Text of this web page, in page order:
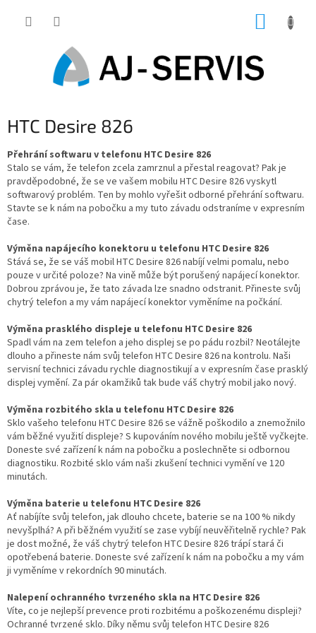
HTC Desire 826
Přehrání softwaru v telefonu HTC Desire 826
Stalo se vám, že telefon zcela zamrznul a přestal reagovat? Pak je
pravděpodobné, že se ve vašem mobilu HTC Desire 826 vyskytl
softwarový problém. Ten by mohlo vyřešit odborné přehrání softwaru.
Stavte se k nám na pobočku a my tuto závadu odstraníme v expresním
čase.
Výměna napájecího konektoru u telefonu HTC Desire 826
Stává se, že se váš mobil HTC Desire 826 nabíjí velmi pomalu, nebo
pouze v určité poloze? Na vině může být porušený napájecí konektor.
Dobrou zprávou je, že tato závada lze snadno odstranit. Přineste svůj
chytrý telefon a my vám napájecí konektor vyměníme na počkání.
Výměna prasklého displeje u telefonu HTC Desire 826
Spadl vám na zem telefon a jeho displej se po pádu rozbil? Neotálejte
dlouho a přineste nám svůj telefon HTC Desire 826 na kontrolu. Naši
servisní technici závadu rychle diagnostikují a v expresním čase prasklý
displej vymění. Za pár okamžiků tak bude váš chytrý mobil jako nový.
Výměna rozbitého skla u telefonu HTC Desire 826
Sklo vašeho telefonu HTC Desire 826 se vážně poškodilo a znemožnilo
vám běžné využití displeje? S kupováním nového mobilu ještě vyčkejte.
Doneste své zařízení k nám na pobočku a poslechněte si odbornou
diagnostiku. Rozbité sklo vám naši zkušení technici vymění ve 120
minutách.
Výměna baterie u telefonu HTC Desire 826
Ať nabíjíte svůj telefon, jak dlouho chcete, baterie se na 100 % nikdy
nevyšplhá? A při běžném využití se zase vybíjí neuvěřitelně rychle? Pak
je dost možné, že váš chytrý telefon HTC Desire 826 trápí stará či
opotřebená baterie. Doneste své zařízení k nám na pobočku a my vám
ji vyměníme v rekordních 90 minutách.
Nalepení ochranného tvrzeného skla na HTC Desire 826
Víte, co je nejlepší prevence proti rozbitému a poškozenému displeji?
Ochranné tvrzené sklo. Díky němu svůj telefon HTC Desire 826